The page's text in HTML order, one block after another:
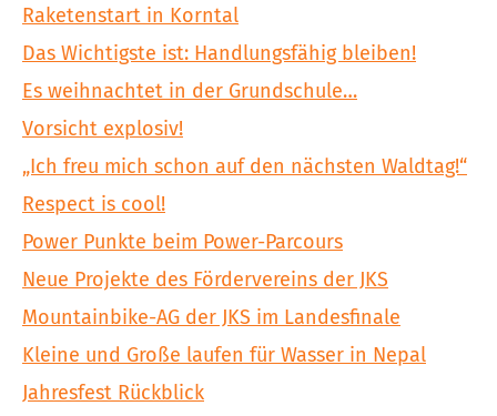
Raketenstart in Korntal
Das Wichtigste ist: Handlungsfähig bleiben!
Es weihnachtet in der Grundschule…
Vorsicht explosiv!
„Ich freu mich schon auf den nächsten Waldtag!“
Respect is cool!
Power Punkte beim Power-Parcours
Neue Projekte des Fördervereins der JKS
Mountainbike-AG der JKS im Landesfinale
Kleine und Große laufen für Wasser in Nepal
Jahresfest Rückblick